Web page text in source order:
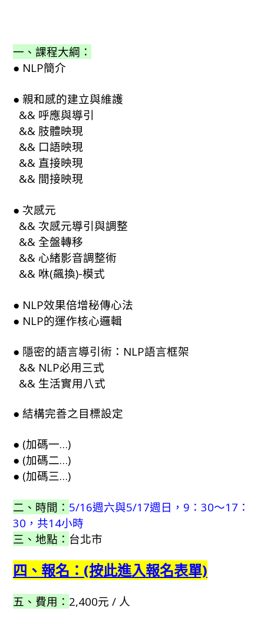
一、課程大綱：
● NLP簡介
● 親和感的建立與維護
&& 呼應與導引
&& 肢體映現
&& 口語映現
&& 直接映現
&& 間接映現
● 次感元
&& 次感元導引與調整
&& 全盤轉移
&& 心緒影音調整術
&& 咻(飆換)-模式
● NLP效果倍增秘傳心法
● NLP的運作核心邏輯
● 隱密的語言導引術：NLP語言框架
&& NLP必用三式
&& 生活實用八式
● 結構完善之目標設定
● (加碼一…)
● (加碼二…)
● (加碼三…)
二、時間： 5/16週六與5/17週日，9：30～17：
30，共14小時
三、地點： 台北市
四、報名：(按此進入報名表單)
五、費用： 2,400元 / 人